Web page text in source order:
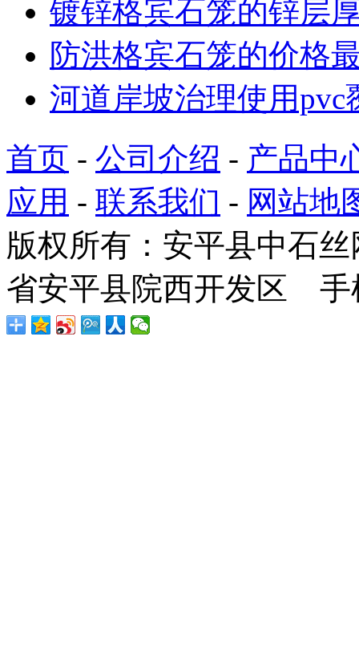
镀锌格宾石笼的锌层
防洪格宾石笼的价格
河道岸坡治理使用
首页 - 公司介绍 - 产品中
应用 - 联系我们 - 网站地
版权所有：安平县中石
省安平县院西开发区 手